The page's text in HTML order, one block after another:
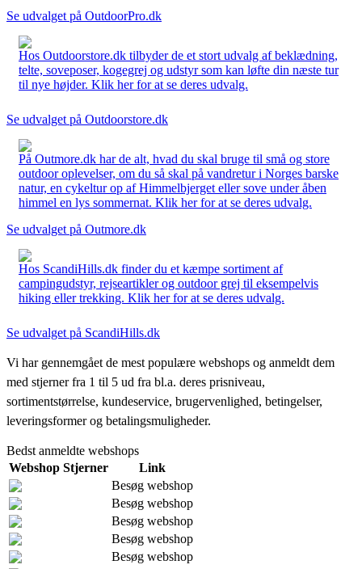
Se udvalget på OutdoorPro.dk
Hos Outdoorstore.dk tilbyder de et stort udvalg af beklædning,
telte, soveposer, kogegrej og udstyr som kan løfte din næste tur
til nye højder. Klik her for at se deres udvalg.
Se udvalget på Outdoorstore.dk
På Outmore.dk har de alt, hvad du skal bruge til små og store
outdoor oplevelser, om du så skal på vandretur i Norges barske
natur, en cykeltur op af Himmelbjerget eller sove under åben
himmel en lys sommernat. Klik her for at se deres udvalg.
Se udvalget på Outmore.dk
Hos ScandiHills.dk finder du et kæmpe sortiment af
campingudstyr, rejseartikler og outdoor grej til eksempelvis
hiking eller trekking. Klik her for at se deres udvalg.
Se udvalget på ScandiHills.dk
Vi har gennemgået de mest populære webshops og anmeldt dem
med stjerner fra 1 til 5 ud fra bl.a. deres prisniveau,
sortimentstørrelse, kundeservice, brugervenlighed, betingelser,
leveringsformer og betalingsmuligheder.
Bedst anmeldte webshops
Webshop Stjerner
Link
Besøg webshop
Besøg webshop
Besøg webshop
Besøg webshop
Besøg webshop